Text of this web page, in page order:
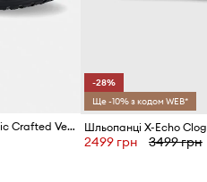
Crocs шльопанці Classic Crafted Vegan Suede Cg
-28%
Ще -10% з кодом WEB*
Шльопанці X-Echo Clog
2499 грн 3499 грн